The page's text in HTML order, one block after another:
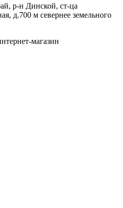
р-н Динской, ст-ца
д.700 м севернее земельного
магазин